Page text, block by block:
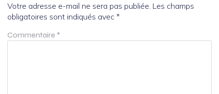
Votre adresse e-mail ne sera pas publiée. Les champs
obligatoires sont indiqués avec *
Commentaire *